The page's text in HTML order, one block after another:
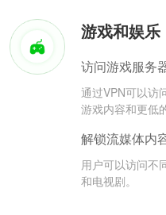
游戏和娱乐
访问游戏服务
通过VPN可以访
游戏内容和更低
解锁流媒体内
用户可以访问不
和电视剧。